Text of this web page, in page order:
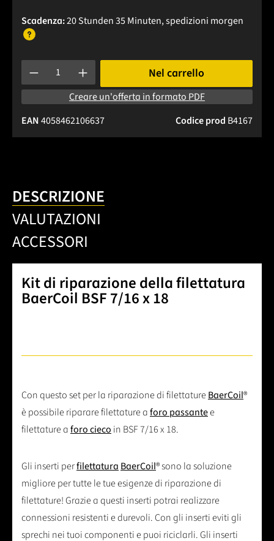
Scadenza:20 Stunden 35 Minuten, spedizioni morgen
Quantità del prodotto: inserisci la quantità desiderata o
Nel carrello
Creare un'offerta in formato PDF
Codice prod B4167
EAN4058462106637
DESCRIZIONE
VALUTAZIONI
ACCESSORI
Kit di riparazione della filettatura
BaerCoil BSF 7/16 x 18
Con questo set per la riparazione di filettatureBaerCoil®
è possibile riparare filettature aforo passantee
filettature aforo cieco in BSF 7/16 x 18.
Gli inserti perfilettatura BaerCoil® sono la soluzione
migliore per tutte le tue esigenze di riparazione di
filettature! Grazie a questi inserti potrai realizzare
connessioni resistenti e durevoli. Con gli inserti eviti gli
sprechi nei tuoi componenti e puoi riciclarli. Gli inserti